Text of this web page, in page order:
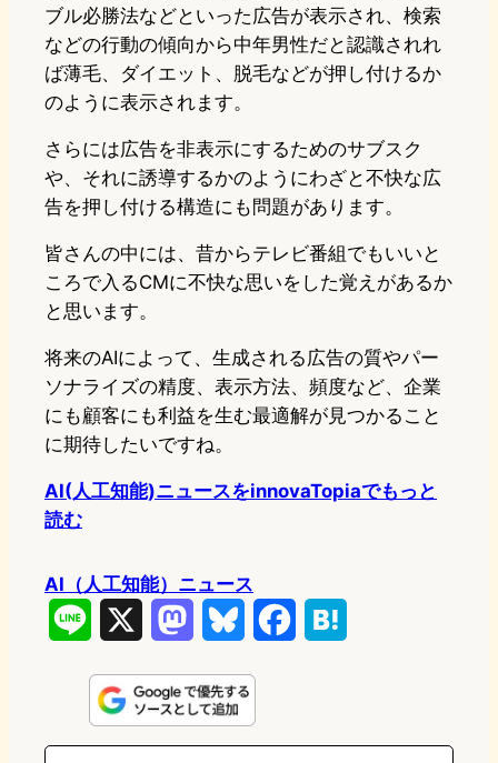
ブル必勝法などといった広告が表示され、検索
などの行動の傾向から中年男性だと認識されれ
ば薄毛、ダイエット、脱毛などが押し付けるか
のように表示されます。
さらには広告を非表示にするためのサブスク
や、それに誘導するかのようにわざと不快な広
告を押し付ける構造にも問題があります。
皆さんの中には、昔からテレビ番組でもいいと
ころで入るCMに不快な思いをした覚えがあるか
と思います。
将来のAIによって、生成される広告の質やパー
ソナライズの精度、表示方法、頻度など、企業
にも顧客にも利益を生む最適解が見つかること
に期待したいですね。
AI(人工知能)ニュースをinnovaTopiaでもっと
読む
AI（人工知能）ニュース
n
e
s
t
u
e
e
e